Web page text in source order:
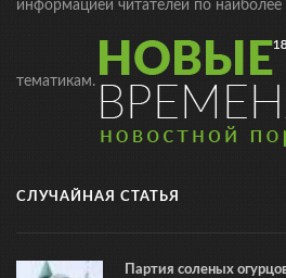
информацией читателей по
тематикам.
СЛУЧАЙНАЯ СТАТЬЯ
Партия соленых